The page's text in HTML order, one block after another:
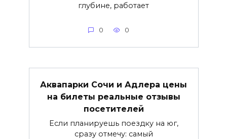
глубине, работает
0 0
Аквапарки Сочи и Адлера цены
на билеты реальные отзывы
посетителей
Если планируешь поездку на юг,
сразу отмечу: самый